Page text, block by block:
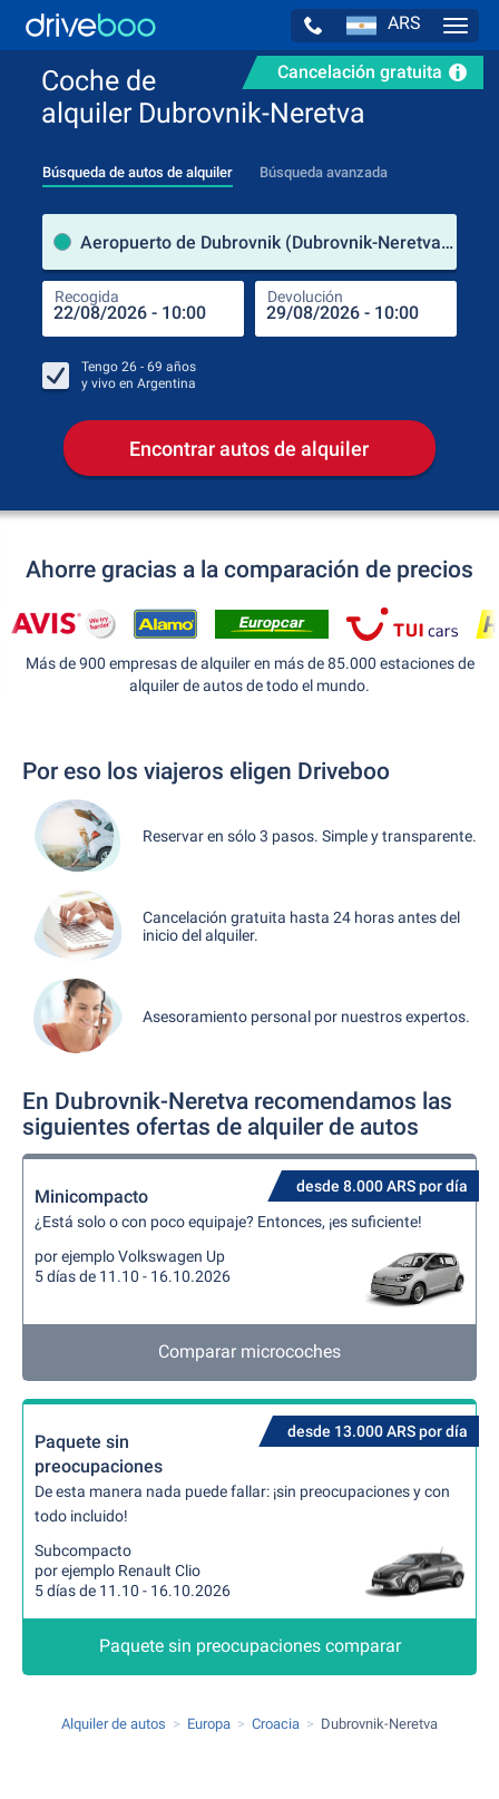
ARS
Cancelación gratuita
Coche de
alquiler Dubrovnik-Neretva
Búsqueda de autos de alquiler Búsqueda avanzada
Aeropuerto de Dubrovnik (Dubrovnik-Neretva / Croacia)
Recogida Devolución
Tengo 26 - 69 años
y vivo en Argentina
Encontrar autos de alquiler
Ahorre gracias a la comparación de precios
Más de 900 empresas de alquiler en más de 85.000 estaciones de
alquiler de autos de todo el mundo.
Por eso los viajeros eligen Driveboo
Reservar en sólo 3 pasos. Simple y transparente.
Cancelación gratuita hasta 24 horas antes del
inicio del alquiler.
Asesoramiento personal por nuestros expertos.
En Dubrovnik-Neretva recomendamos las
siguientes ofertas de alquiler de autos
desde 8.000 ARS por día
Minicompacto
¿Está solo o con poco equipaje? Entonces, ¡es suficiente!
por ejemplo Volkswagen Up
5 días de 11.10 - 16.10.2026
Comparar microcoches
desde 13.000 ARS por día
Paquete sin
preocupaciones
De esta manera nada puede fallar: ¡sin preocupaciones y con
todo incluido!
Subcompacto
por ejemplo Renault Clio
5 días de 11.10 - 16.10.2026
Paquete sin preocupaciones comparar
Alquiler de autos Europa Croacia Dubrovnik-Neretva